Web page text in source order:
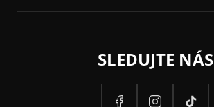
SLEDUJTE NÁS